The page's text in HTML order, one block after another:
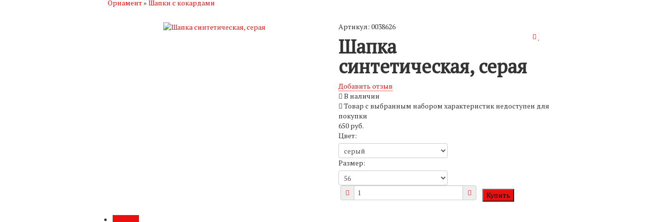
Орнамент » Шапки с кокардами
Артикул: 0038626
Шапка
синтетическая, серая
Добавить отзыв
В наличии
Товар с выбранным набором характеристик недоступен для
покупки
650 руб.
Цвет:
Размер: